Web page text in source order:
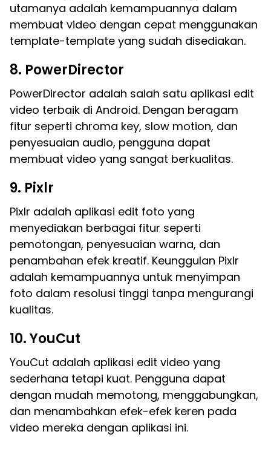
utamanya adalah kemampuannya dalam
membuat video dengan cepat menggunakan
template-template yang sudah disediakan.
8. PowerDirector
PowerDirector adalah salah satu aplikasi edit
video terbaik di Android. Dengan beragam
fitur seperti chroma key, slow motion, dan
penyesuaian audio, pengguna dapat
membuat video yang sangat berkualitas.
9. Pixlr
Pixlr adalah aplikasi edit foto yang
menyediakan berbagai fitur seperti
pemotongan, penyesuaian warna, dan
penambahan efek kreatif. Keunggulan Pixlr
adalah kemampuannya untuk menyimpan
foto dalam resolusi tinggi tanpa mengurangi
kualitas.
10. YouCut
YouCut adalah aplikasi edit video yang
sederhana tetapi kuat. Pengguna dapat
dengan mudah memotong, menggabungkan,
dan menambahkan efek-efek keren pada
video mereka dengan aplikasi ini.